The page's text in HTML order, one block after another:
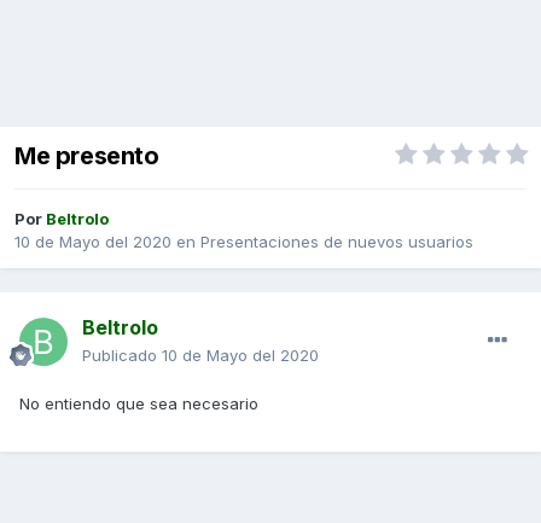
Me presento
Por Beltrolo
10 de Mayo del 2020 en Presentaciones de nuevos usuarios
Beltrolo
Publicado 10 de Mayo del 2020
No entiendo que sea necesario